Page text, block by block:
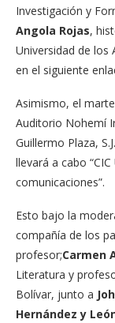
Investigación y
Angola Rojas,
Universidad de los
en el siguiente
Asimismo, el
Auditorio Nohemí
Guillermo Plaza,
llevará a cabo
comunicaciones”.
Esto bajo la
compañía de los
profesor;Carmen
Literatura y
Bolívar, junto a
Hernández y